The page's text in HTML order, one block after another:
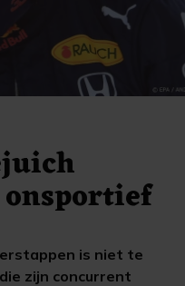
is niet te
zijn concurrent